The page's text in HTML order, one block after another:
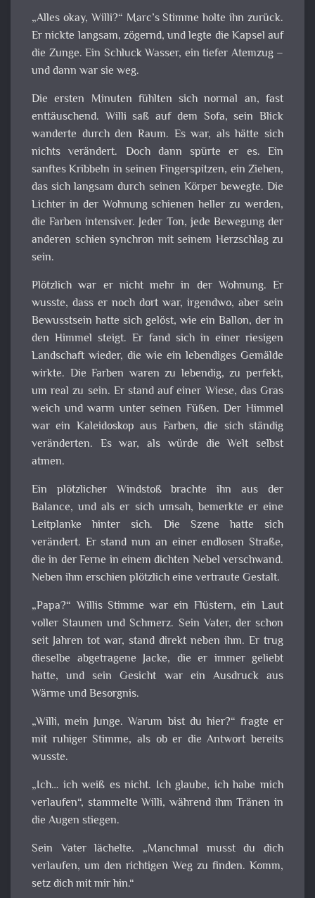
„Alles okay, Willi?“ Marc’s Stimme holte ihn zurück.
Er nickte langsam, zögernd, und legte die Kapsel auf
die Zunge. Ein Schluck Wasser, ein tiefer Atemzug –
und dann war sie weg.
Die ersten Minuten fühlten sich normal an, fast
enttäuschend. Willi saß auf dem Sofa, sein Blick
wanderte durch den Raum. Es war, als hätte sich
nichts verändert. Doch dann spürte er es. Ein
sanftes Kribbeln in seinen Fingerspitzen, ein Ziehen,
das sich langsam durch seinen Körper bewegte. Die
Lichter in der Wohnung schienen heller zu werden,
die Farben intensiver. Jeder Ton, jede Bewegung der
anderen schien synchron mit seinem Herzschlag zu
sein.
Plötzlich war er nicht mehr in der Wohnung. Er
wusste, dass er noch dort war, irgendwo, aber sein
Bewusstsein hatte sich gelöst, wie ein Ballon, der in
den Himmel steigt. Er fand sich in einer riesigen
Landschaft wieder, die wie ein lebendiges Gemälde
wirkte. Die Farben waren zu lebendig, zu perfekt,
um real zu sein. Er stand auf einer Wiese, das Gras
weich und warm unter seinen Füßen. Der Himmel
war ein Kaleidoskop aus Farben, die sich ständig
veränderten. Es war, als würde die Welt selbst
atmen.
Ein plötzlicher Windstoß brachte ihn aus der
Balance, und als er sich umsah, bemerkte er eine
Leitplanke hinter sich. Die Szene hatte sich
verändert. Er stand nun an einer endlosen Straße,
die in der Ferne in einem dichten Nebel verschwand.
Neben ihm erschien plötzlich eine vertraute Gestalt.
„Papa?“ Willis Stimme war ein Flüstern, ein Laut
voller Staunen und Schmerz. Sein Vater, der schon
seit Jahren tot war, stand direkt neben ihm. Er trug
dieselbe abgetragene Jacke, die er immer geliebt
hatte, und sein Gesicht war ein Ausdruck aus
Wärme und Besorgnis.
„Willi, mein Junge. Warum bist du hier?“ fragte er
mit ruhiger Stimme, als ob er die Antwort bereits
wusste.
„Ich… ich weiß es nicht. Ich glaube, ich habe mich
verlaufen“, stammelte Willi, während ihm Tränen in
die Augen stiegen.
Sein Vater lächelte. „Manchmal musst du dich
verlaufen, um den richtigen Weg zu finden. Komm,
setz dich mit mir hin.“